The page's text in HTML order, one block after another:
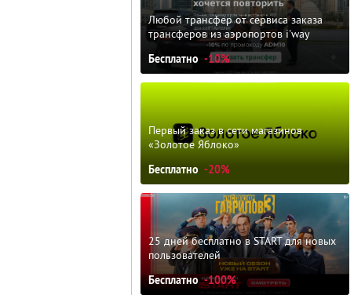
Любой трансфер от сервиса заказа
трансферов из аэропортов i'way
Бесплатно -10%
Первый заказ в сети магазинов
«Золотое Яблоко»
Бесплатно -20%
25 дней бесплатно в START для новых
пользователей
Бесплатно -100%